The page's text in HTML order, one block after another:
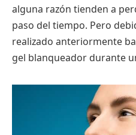
alguna razón tienden a
paso del tiempo. Pero
realizado anteriormente
gel blanqueador durante